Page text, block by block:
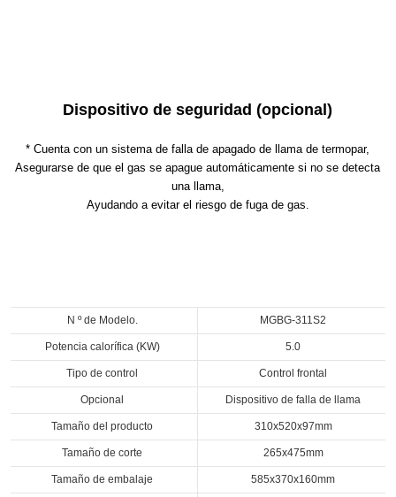
Dispositivo de seguridad (opcional)
* Cuenta con un sistema de falla de apagado de llama de termopar,
Asegurarse de que el gas se apague automáticamente si no se detecta
una llama,
Ayudando a evitar el riesgo de fuga de gas.
N º de Modelo. MGBG-311S2
Potencia calorífica (KW) 5.0
Tipo de control Control frontal
Opcional Dispositivo de falla de llama
Tamaño del producto 310x520x97mm
Tamaño de corte 265x475mm
Tamaño de embalaje 585x370x160mm